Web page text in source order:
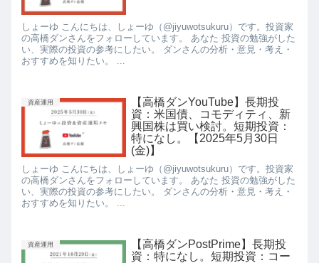
しょーゆ こんにちは、しょーゆ（@jiyuwotsukuru）です。投資家
の高橋ダンさんをフォローしています。 あなた 投資の勉強がした
い、実際の投資の参考にしたい。 ダンさんの分析・意見・考え・
おすすめを知りたい。 ...
資産運用
【高橋ダンYouTube】長期投
資：米国債、コモディティ、新
興国株は買い検討。短期投資：
特になし。【2025年5月30日
(金)】
しょーゆ こんにちは、しょーゆ（@jiyuwotsukuru）です。投資家
の高橋ダンさんをフォローしています。 あなた 投資の勉強がした
い、実際の投資の参考にしたい。 ダンさんの分析・意見・考え・
おすすめを知りたい。 ...
資産運用
【高橋ダンPostPrime】長期投
資：特になし。短期投資：コー